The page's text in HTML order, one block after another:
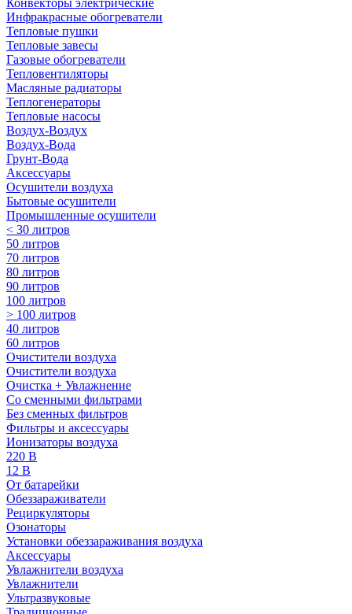
Конвекторы электрические
Инфракрасные обогреватели
Тепловые пушки
Тепловые завесы
Газовые обогреватели
Тепловентиляторы
Масляные радиаторы
Теплогенераторы
Тепловые насосы
Воздух-Воздух
Воздух-Вода
Грунт-Вода
Аксессуары
Осушители воздуха
Бытовые осушители
Промышленные осушители
< 30 литров
50 литров
70 литров
80 литров
90 литров
100 литров
> 100 литров
40 литров
60 литров
Очистители воздуха
Очистители воздуха
Очистка + Увлажнение
Cо сменными фильтрами
Без сменных фильтров
Фильтры и аксессуары
Ионизаторы воздуха
220 В
12 В
От батарейки
Обеззараживатели
Рециркуляторы
Озонаторы
Установки обеззараживания воздуха
Аксессуары
Увлажнители воздуха
Увлажнители
Ультразвуковые